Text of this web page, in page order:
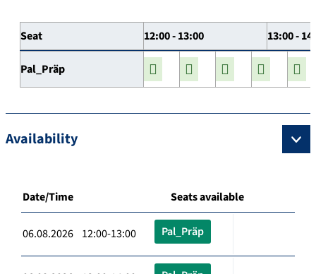
Seat 12:00 - 13:00 13:00 -
Pal_Präp
Availability
Date/Time Seats available
06.08.2026 12:00-13:00 Pal_Präp